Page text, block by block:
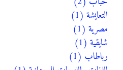
التعايشة (1)
مصرية (1)
شايقية (1)
رباطاب (1)